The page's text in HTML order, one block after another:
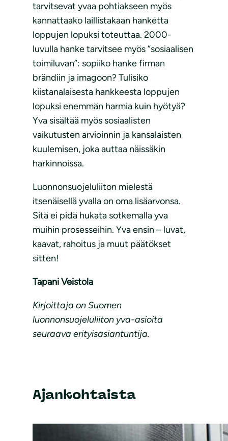
tarvitsevat yvaa pohtiakseen myös
kannattaako laillistakaan hanketta
loppujen lopuksi toteuttaa. 2000-
luvulla hanke tarvitsee myös ”sosiaalisen
toimiluvan”: sopiiko hanke firman
brändiin ja imagoon? Tulisiko
kiistanalaisesta hankkeesta loppujen
lopuksi enemmän harmia kuin hyötyä?
Yva sisältää myös sosiaalisten
vaikutusten arvioinnin ja kansalaisten
kuulemisen, joka auttaa näissäkin
harkinnoissa.
Luonnonsuojeluliiton mielestä
itsenäisellä yvalla on oma lisäarvonsa.
Sitä ei pidä hukata sotkemalla yva
muihin prosesseihin. Yva ensin – luvat,
kaavat, rahoitus ja muut päätökset
sitten!
Tapani Veistola
Kirjoittaja on Suomen
luonnonsuojeluliiton yva-asioita
seuraava erityisasiantuntija.
Ajankohtaista